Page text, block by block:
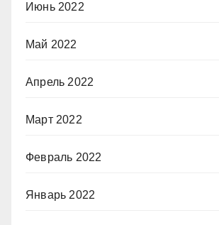
Июнь 2022
Май 2022
Апрель 2022
Март 2022
Февраль 2022
Январь 2022